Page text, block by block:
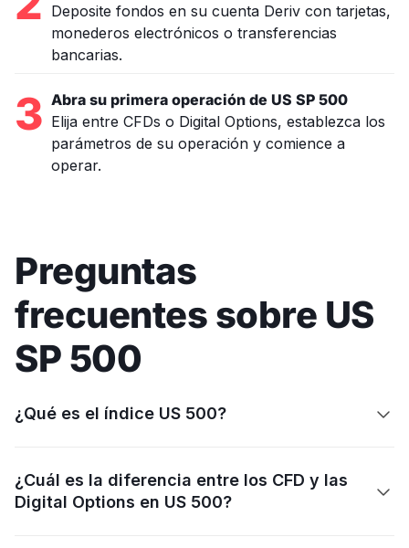
Deposite fondos en su cuenta Deriv con tarjetas,
monederos electrónicos o transferencias
bancarias.
3 Abra su primera operación de US SP 500
Elija entre CFDs o Digital Options, establezca los
parámetros de su operación y comience a
operar.
Preguntas
frecuentes sobre US
SP 500
¿Qué es el índice US 500? 
¿Cuál es la diferencia entre los CFD y las
Digital Options en US 500?
